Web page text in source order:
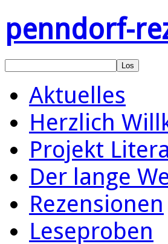
penndorf-
Aktuelles
Herzlich
Projekt
Der lange
Rezensionen
Leseproben